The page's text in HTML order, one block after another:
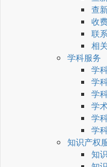
查
收
联
相
学科服务
学
学
学
学
学
学
知识产权
知